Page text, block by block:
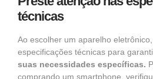
técnicas
Ao escolher um aparelho eletrônico
especificações técnicas para
suas necessidades específicas.
comprando um smartphone ,